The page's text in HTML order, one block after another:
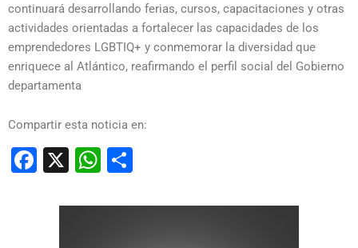
continuará desarrollando ferias, cursos, capacitaciones y otras
actividades orientadas a fortalecer las capacidades de los
emprendedores LGBTIQ+ y conmemorar la diversidad que
enriquece al Atlántico, reafirmando el perfil social del Gobierno
departamenta
Compartir esta noticia en:
Facebook
X WhatsApp